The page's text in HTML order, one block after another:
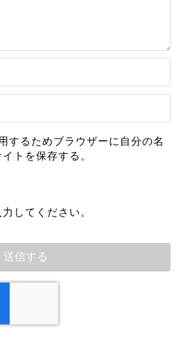
するためブラウザーに自分の名
トを保存する。
してください。